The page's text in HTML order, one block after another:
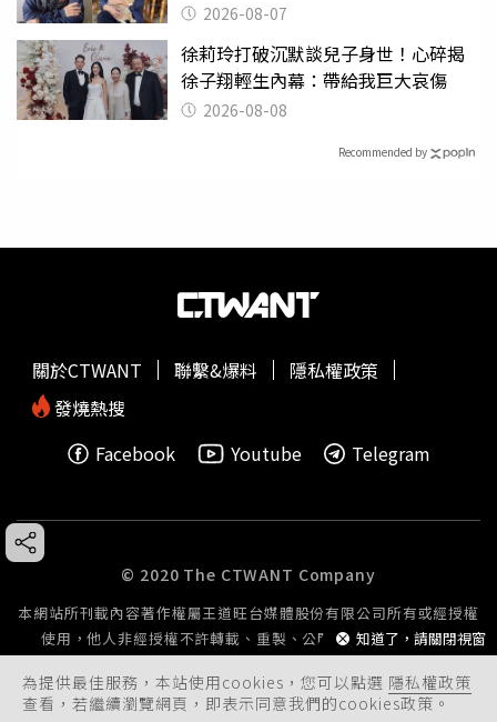
2026-08-07
徐莉玲打破沉默談兒子身世！心碎揭
徐子翔輕生內幕：帶給我巨大哀傷
2026-08-08
Recommended by
為提供最佳服務，本站使用cookies，您可以點選 隱私權政策
查看，若繼續瀏覽網頁，即表示同意我們的cookies政策。
知道了，請關閉視窗
關於CTWANT 聯繫&爆料
隱私權政策
發燒熱搜
Facebook
Youtube Telegram
© 2020 The CTWANT Company
本網站所刊載內容著作權屬王道旺台媒體股份有限公司所有或經授權
使用，他人非經授權不許轉載、重製、公開播送或公開傳輸。